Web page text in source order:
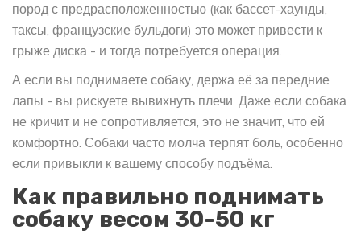
пород с предрасположенностью (как бассет-хаунды,
таксы, французские бульдоги) это может привести к
грыже диска - и тогда потребуется операция.
А если вы поднимаете собаку, держа её за передние
лапы - вы рискуете вывихнуть плечи. Даже если собака
не кричит и не сопротивляется, это не значит, что ей
комфортно. Собаки часто молча терпят боль, особенно
если привыкли к вашему способу подъёма.
Как правильно поднимать
собаку весом 30-50 кг